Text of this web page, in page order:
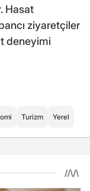
Hasat
ziyaretçiler
deneyimi
Turizm Yerel